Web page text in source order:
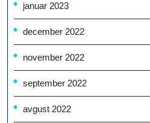
januar 2023
december 2022
november 2022
september 2022
avgust 2022